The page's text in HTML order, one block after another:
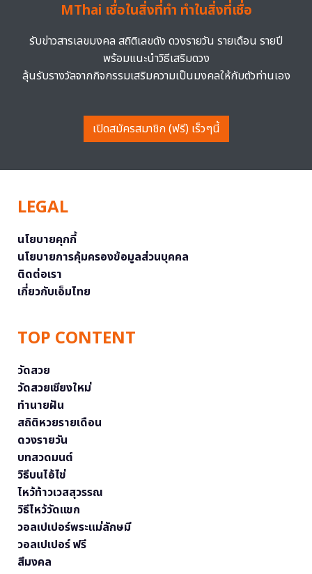
MThai เชื่อในสิ่งที่ทำ ทำในสิ่งที่เชื่อ
รับข่าวสารเลขมงคล สถิติเลขดัง ดวงรายวัน รายเดือน รายปี
พร้อมแนะนำวิธีเสริมดวง
ลุ้นรับรางวัลจากกิจกรรมเสริมความเป็นมงคลให้กับตัวท่านเอง
เปิดสมัครสมาชิก (ฟรี) เร็วๆนี้
LEGAL
นโยบายคุกกี้
นโยบายการคุ้มครองข้อมูลส่วนบุคคล
ติดต่อเรา
เกี่ยวกับเอ็มไทย
TOP CONTENT
วัดสวย
วัดสวยเชียงใหม่
ทำนายฝัน
สถิติหวยรายเดือน
ดวงรายวัน
บทสวดมนต์
วิธีบนไอ้ไข่
ไหว้ท้าวเวสสุวรรณ
วิธีไหว้วัดแขก
วอลเปเปอร์พระแม่ลักษมี
วอลเปเปอร์ ฟรี
สีมงคล